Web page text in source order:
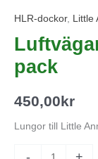
HLR-dockor, Little
pack
450,00kr
Lungor till Little